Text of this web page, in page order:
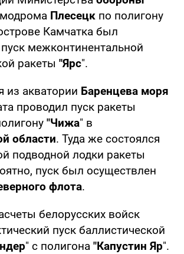
Плесецк по полигону
Камчатка был
межконтинентальной
ракеты "Ярс".
из акватории Баренцева моря
проводил пуск ракеты
"Чижа" в
области. Туда же состоялся
подводной лодки ракеты
пуск был осуществлен
флота.
белорусских войск
пуск баллистической
" с полигона "Капустин Яр".